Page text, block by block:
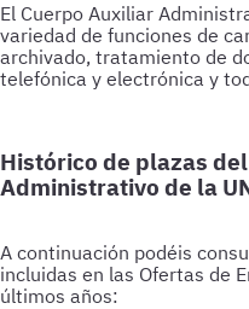
El Cuerpo Auxiliar
variedad de funciones de
archivado, tratamiento de
telefónica y electrónica y
Histórico de plazas
Administrativo de la
A continuación podéis
incluidas en las Ofertas de
últimos años: